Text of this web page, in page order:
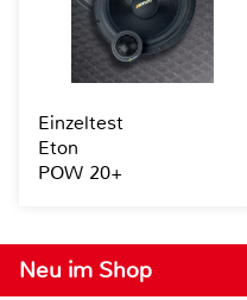
Neu im Shop
Einzeltest
Eton
POW 20+